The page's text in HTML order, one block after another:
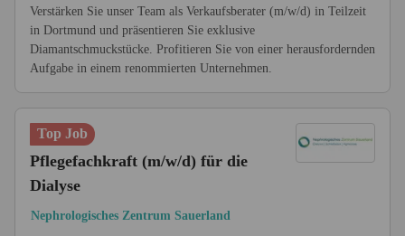
Verstärken Sie unser Team als Verkaufsberater (m/w/d) in Teilzeit
in Dortmund und präsentieren Sie exklusive
Diamantschmuckstücke. Profitieren Sie von einer herausfordernden
Aufgabe in einem renommierten Unternehmen.
Top Job
Pflegefachkraft (m/w/d) für die
Dialyse
Nephrologisches Zentrum Sauerland